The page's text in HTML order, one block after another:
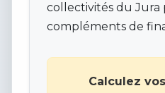
collectivités du Jura
compléments de
Calculez